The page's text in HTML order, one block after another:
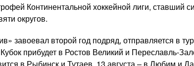
Континентальной хоккейной лиги, ставший
округов.
завоевал второй год подряд, отправляется в
прибудет в Ростов Великий и Переславль-
в Рыбинск и Тутаев. 13 августа – в Любим и